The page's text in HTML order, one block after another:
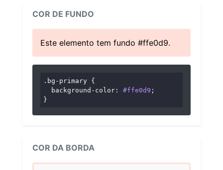
COR DE FUNDO
Este elemento tem fundo #ffe0d9.
.bg-primary {
background-color : #ffe0d9 ;
}
COR DA BORDA